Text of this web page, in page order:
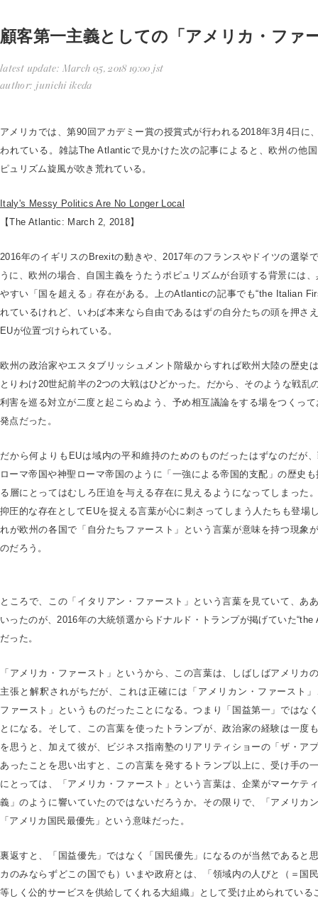
顧客第一主義としての「アメリカ・ファ
latest update
March 05, 2018 19:00 jst
author junichi ikeda
アメリカでは、第90回アカデミー賞の授賞式が行われる2018年3月4日に
われている。雑誌The Atlanticで見かけた次の記事によると、欧州の他
ピュリズム旋風が吹き荒れている。
Italy's Messy Politics Are No Longer Local
【The Atlantic: March 2, 2018】
2016年のイギリスのBrexitの動きや、2017年のフランスやドイツの選挙
うに、欧州の場合、自国主義をうたうポピュリズムが台頭する背景には
やすい「国を超える」存在がある。上のAtlanticの記事でも“the Italian
れているけれど、いわば本来なら自由であるはずの自分たちの頭を押さ
EUが位置づけられている。
欧州の政治家やエスタブリッシュメント階級からすれば欧州大陸の歴史
とりわけ20世紀前半の2つの大戦はひどかった。だから、そのような戦乱
利害を巡る対立が二度と起こらぬよう、予め相互議論をする場をつくっ
発点だった。
だから何よりもEUは域内の平和維持のためのものだったはずなのだが
ローマ帝国や神聖ローマ帝国のように「一強による帝国的支配」の歴史
る層にとってはむしろ圧迫を与える存在に見えるようになってしまった
抑圧的な存在としてEUを捉える言葉が心に刺さってしまう人たちも登場
れが欧州の各国で「自分たちファースト」という言葉が意味を持つ現象
のだろう。
ところで、この「イタリアン・ファースト」という言葉を見ていて、あ
いったのが、2016年の大統領選からドナルド・トランプが掲げていた
だった。
「アメリカ・ファースト」というから、この言葉は、しばしばアメリカ
主張と解釈されがちだが、これは正確には「アメリカン・ファースト
ファースト」というものだったことになる。つまり「国益第一」ではな
とになる。そして、この言葉を使ったトランプが、政治家の経験は一度
を思うと、加えて彼が、ビジネス指南塾のリアリティショーの「ザ・ア
あったことを思い出すと、この言葉を発するトランプ以上に、受け手の
にとっては、「アメリカ・ファースト」という言葉は、企業がマーケテ
義」のように響いていたのではないだろうか。その限りで、「アメリカ
「アメリカ国民最優先」という意味だった。
裏返すと、「国益優先」ではなく「国民優先」になるのが当然であると
カのみならずどこの国でも）いまや政府とは、「領域内の人びと（＝国
等しく公的サービスを供給してくれる大組織」として受け止められている